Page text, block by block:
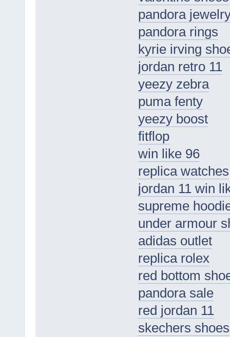
pandora
pandora rings
kyrie irving
jordan retro 11
yeezy zebra
puma fenty
yeezy boost
fitflop
win like 96
replica watches
jordan 11 win
supreme
under armour
adidas outlet
replica rolex
red bottom
pandora sale
red jordan 11
skechers shoes